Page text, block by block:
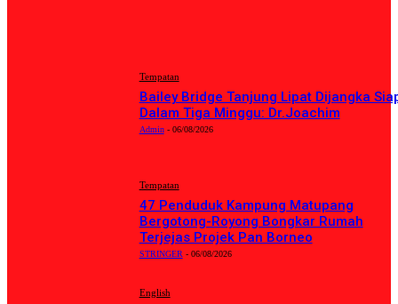
Tempatan
Bailey Bridge Tanjung Lipat Dijangka
Dalam Tiga Minggu: Dr.Joachim
Admin - 06/08/2026
Tempatan
47 Penduduk Kampung Matupang
Bergotong-Royong Bongkar Rumah
Terjejas Projek Pan Borneo
STRINGER - 06/08/2026
English